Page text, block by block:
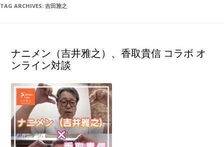
TAG ARCHIVES: 吉田雅之
ナニメン（吉井雅之）、香取貴信 コラボ オ
ンライン対談